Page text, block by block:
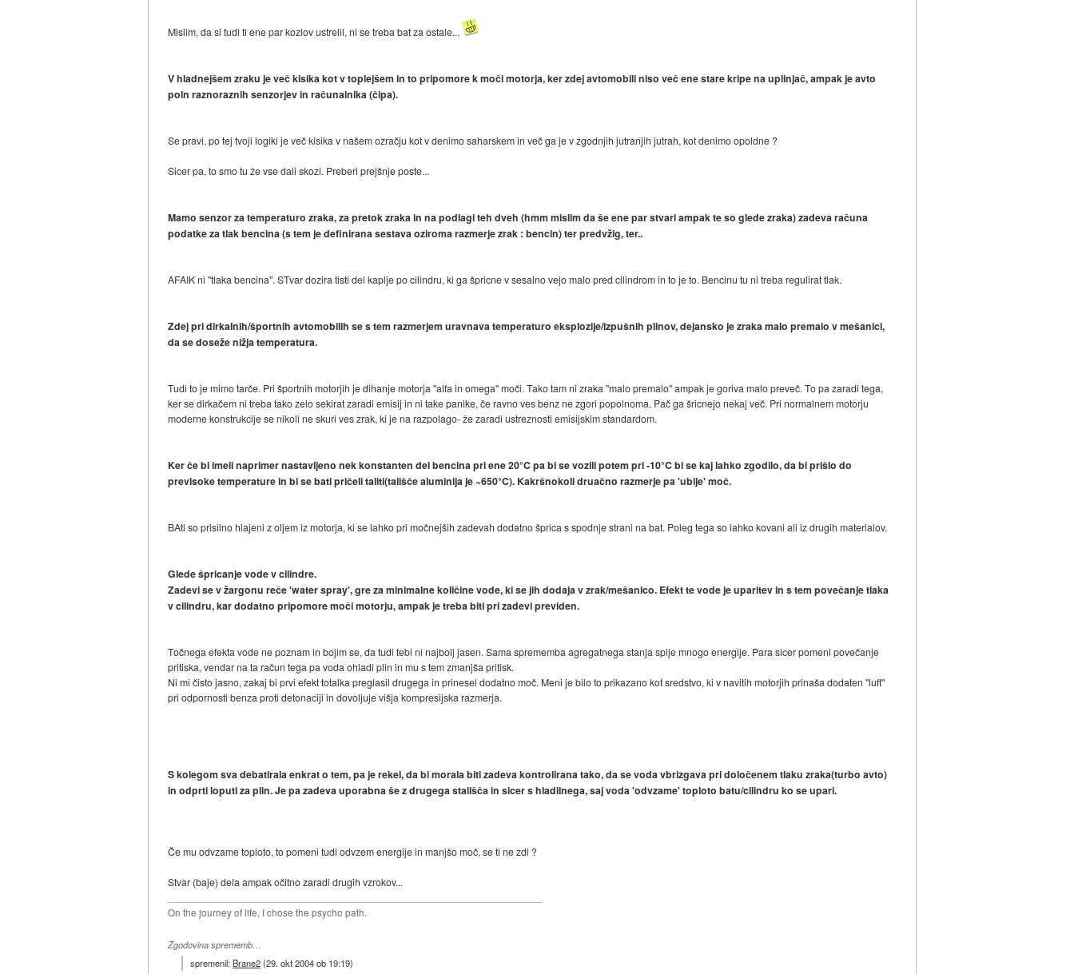
Mislim, da si tudi ti ene par kozlov ustrelil, ni se treba bat za ostale...
V hladnejšem zraku je več kisika kot v toplejšem in to pripomore k moči motorja, ker zdej avtomobili niso več ene stare kripe na uplinjač, ampak je avto
poln raznoraznih senzorjev in računalnika (čipa).
Se pravi, po tej tvoji logiki je več kisika v našem ozračju kot v denimo saharskem in več ga je v zgodnjih jutranjih jutrah, kot denimo opoldne ?
Sicer pa, to smo tu že vse dali skozi. Preberi prejšnje poste...
Mamo senzor za temperaturo zraka, za pretok zraka in na podlagi teh dveh (hmm mislim da še ene par stvari ampak te so glede zraka) zadeva računa
podatke za tlak bencina (s tem je definirana sestava oziroma razmerje zrak : bencin) ter predvžig, ter..
AFAIK ni "tlaka bencina". STvar dozira tisti del kaplje po cilindru, ki ga špricne v sesalno vejo malo pred cilindrom in to je to. Bencinu tu ni treba regulirat tlak.
Zdej pri dirkalnih/športnih avtomobilih se s tem razmerjem uravnava temperaturo eksplozije/izpušnih plinov, dejansko je zraka malo premalo v mešanici,
da se doseže nižja temperatura.
Tudi to je mimo tarče. Pri športnih motorjih je dihanje motorja "alfa in omega" moči. Tako tam ni zraka "malo premalo" ampak je goriva malo preveč. To pa zaradi tega,
ker se dirkačem ni treba tako zelo sekirat zaradi emisij in ni take panike, če ravno ves benz ne zgori popolnoma. Pač ga šricnejo nekaj več. Pri normalnem motorju
moderne konstrukcije se nikoli ne skuri ves zrak, ki je na razpolago- že zaradi ustreznosti emisijskim standardom.
Ker če bi imeli naprimer nastavljeno nek konstanten del bencina pri ene 20°C pa bi se vozili potem pri -10°C bi se kaj lahko zgodilo, da bi prišlo do
previsoke temperature in bi se bati pričeli taliti(tališče aluminija je ~650°C). Kakršnokoli druačno razmerje pa 'ubije' moč.
BAti so prisilno hlajeni z oljem iz motorja, ki se lahko pri močnejših zadevah dodatno šprica s spodnje strani na bat. Poleg tega so lahko kovani ali iz drugih materialov.
Glede špricanje vode v cilindre.
Zadevi se v žargonu reče 'water spray', gre za minimalne količine vode, ki se jih dodaja v zrak/mešanico. Efekt te vode je uparitev in s tem povečanje tlaka
v cilindru, kar dodatno pripomore moči motorju, ampak je treba biti pri zadevi previden.
Točnega efekta vode ne poznam in bojim se, da tudi tebi ni najbolj jasen. Sama sprememba agregatnega stanja spije mnogo energije. Para sicer pomeni povečanje
pritiska, vendar na ta račun tega pa voda ohladi plin in mu s tem zmanjša pritisk.
Ni mi čisto jasno, zakaj bi prvi efekt totalka preglasil drugega in prinesel dodatno moč. Meni je bilo to prikazano kot sredstvo, ki v navitih motorjih prinaša dodaten "luft"
pri odpornosti benza proti detonaciji in dovoljuje višja kompresijska razmerja.
S kolegom sva debatirala enkrat o tem, pa je rekel, da bi morala biti zadeva kontrolirana tako, da se voda vbrizgava pri določenem tlaku zraka(turbo avto)
in odprti loputi za plin. Je pa zadeva uporabna še z drugega stališča in sicer s hladilnega, saj voda 'odvzame' toploto batu/cilindru ko se upari.
Če mu odvzame toploto, to pomeni tudi odvzem energije in manjšo moč, se ti ne zdi ?
Stvar (baje) dela ampak očitno zaradi drugih vzrokov...
On the journey of life, I chose the psycho path.
Zgodovina sprememb…
spremenil:Brane2(29. okt 2004 ob 19:19)